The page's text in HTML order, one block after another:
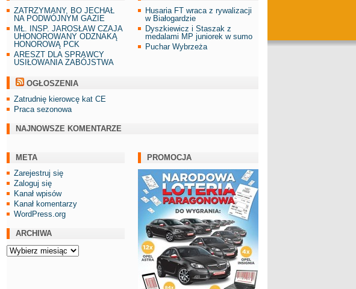
ZATRZYMANY, BO JECHAŁ
NA PODWÓJNYM GAZIE
MŁ. INSP. JAROSŁAW CZAJA
UHONOROWANY ODZNAKĄ
HONOROWĄ PCK
ARESZT DLA SPRAWCY
USIŁOWANIA ZABÓJSTWA
Husaria FT wraca z rywalizacji
w Białogardzie
Dyszkiewicz i Staszak z
medalami MP juniorek w sumo
Puchar Wybrzeża
OGŁOSZENIA
Zatrudnię kierowcę kat CE
Praca sezonowa
NAJNOWSZE KOMENTARZE
META
Zarejestruj się
Zaloguj się
Kanał wpisów
Kanał komentarzy
WordPress.org
ARCHIWA
Archiwa
PROMOCJA